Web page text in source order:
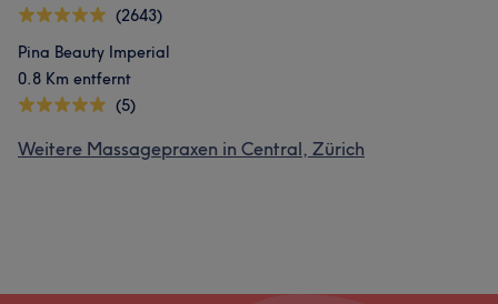
(2643)
Pina Beauty Imperial
0.8 Km entfernt
(5)
Weitere Massagepraxen in Central, Zürich